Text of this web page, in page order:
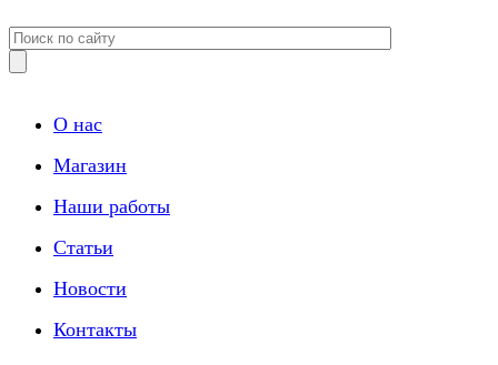
О нас
Магазин
Наши работы
Статьи
Новости
Контакты